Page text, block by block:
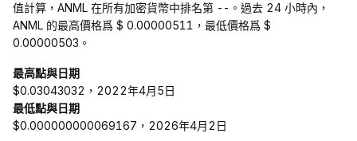
值計算，ANML 在所有加密貨幣中排名第 --。過去 24 小時內，
ANML 的最高價格爲 $ 0.00000511，最低價格爲 $
0.00000503。
最高點與日期
$0.03043032，2022年4月5日
最低點與日期
$0.000000000069167，2026年4月2日